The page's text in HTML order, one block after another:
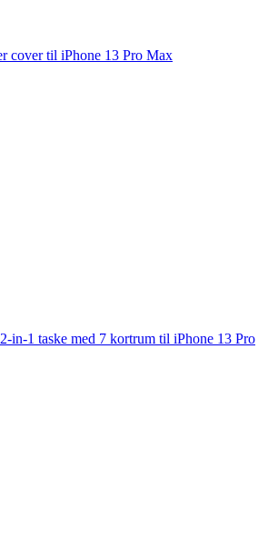
cover til iPhone 13 Pro Max
in-1 taske med 7 kortrum til iPhone 13 Pro